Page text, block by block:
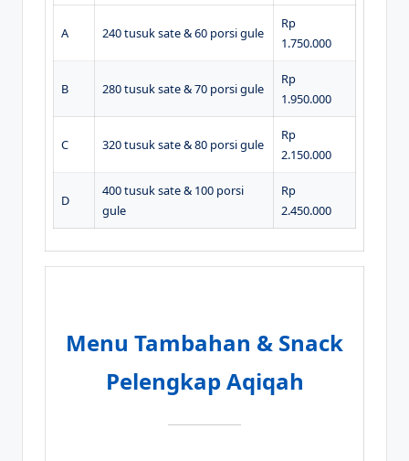
A 240 tusuk sate & 60 porsi gule
Rp
1.750.000
B 280 tusuk sate & 70 porsi gule
Rp
1.950.000
C 320 tusuk sate & 80 porsi gule
Rp
2.150.000
D
400 tusuk sate & 100 porsi
gule
Rp
2.450.000
Menu Tambahan & Snack
Pelengkap Aqiqah